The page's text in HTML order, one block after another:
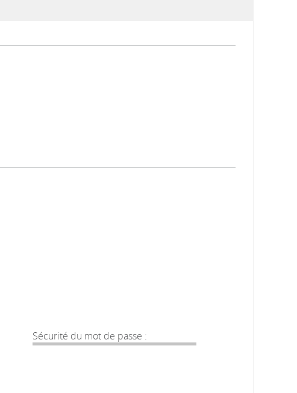
Sécurité du mot de passe :